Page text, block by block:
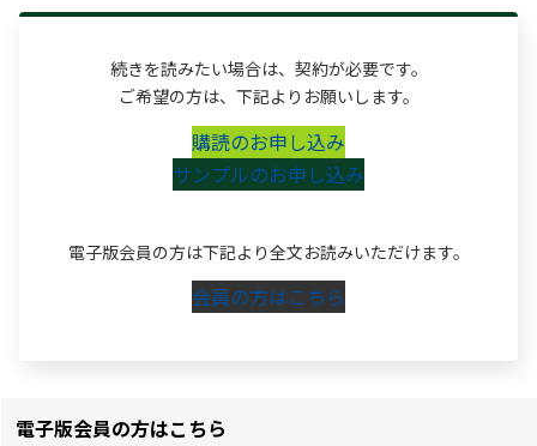
続きを読みたい場合は、契約が必要です。
ご希望の方は、下記よりお願いします。
購読のお申し込み
サンプルのお申し込み
電子版会員の方は下記より全文お読みいただけます。
会員の方はこちら
電子版会員の方はこちら